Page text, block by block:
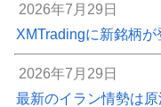
2026年7月29日
XMTradingに新銘柄
2026年7月29日
最新のイラン情勢は